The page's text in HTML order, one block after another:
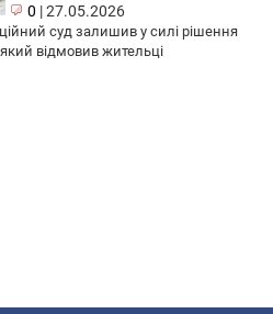
0 |27.05.2026
суд залишив у силі рішення
який відмовив жительці